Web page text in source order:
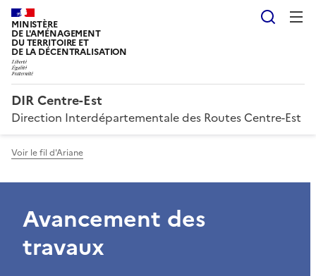
MINISTÈRE
DE L'AMÉNAGEMENT
DU TERRITOIRE ET
DE LA DÉCENTRALISATION
DIR Centre-Est
Direction Interdépartementale des Routes Centre-Est
Voir le fil d'Ariane
Avancement des
travaux